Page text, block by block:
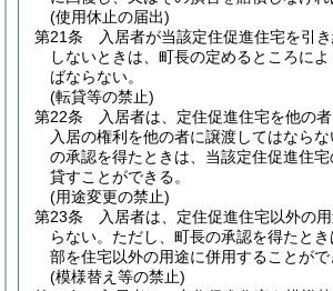
(使用休止の届出)
第21条
入居者が当該定住促進住宅を引
しないときは、町長の定めるところに
ばならない。
(転貸等の禁止)
第22条
入居者は、定住促進住宅を他の
入居の権利を他の者に譲渡してはならな
の承認を得たときは、当該定住促進住
貸すことができる。
(用途変更の禁止)
第23条
入居者は、定住促進住宅以外の
らない。 ただし、町長の承認を得たと
部を住宅以外の用途に併用することがで
(模様替え等の禁止)